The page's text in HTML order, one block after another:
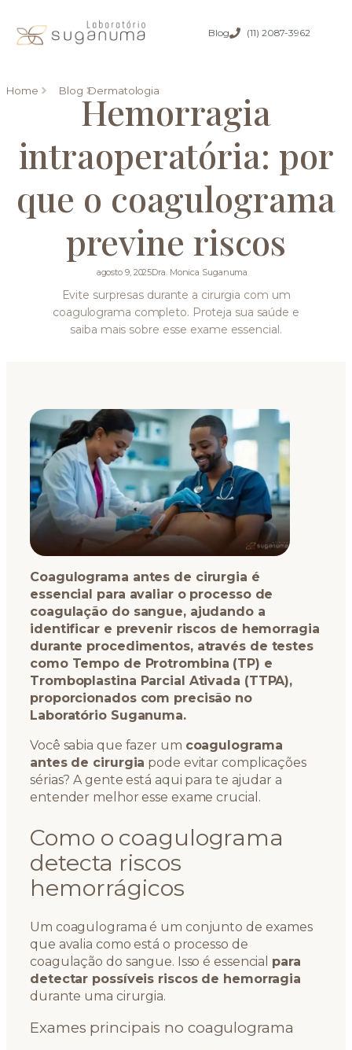
Blog (11) 2087-3962
Home Blog Dermatologia
Hemorragia
intraoperatória: por
que o coagulograma
previne riscos
agosto 9, 2025Dra. Monica Suganuma
Evite surpresas durante a cirurgia com um
coagulograma completo. Proteja sua saúde e
saiba mais sobre esse exame essencial.
Coagulograma antes de cirurgia é
essencial para avaliar o processo de
coagulação do sangue, ajudando a
identificar e prevenir riscos de hemorragia
durante procedimentos, através de testes
como Tempo de Protrombina (TP) e
Tromboplastina Parcial Ativada (TTPA),
proporcionados com precisão no
Laboratório Suganuma.
Você sabia que fazer um coagulograma
antes de cirurgia pode evitar complicações
sérias? A gente está aqui para te ajudar a
entender melhor esse exame crucial.
Como o coagulograma
detecta riscos
hemorrágicos
Um coagulograma é um conjunto de exames
que avalia como está o processo de
coagulação do sangue. Isso é essencial para
detectar possíveis riscos de hemorragia
durante uma cirurgia.
Exames principais no coagulograma